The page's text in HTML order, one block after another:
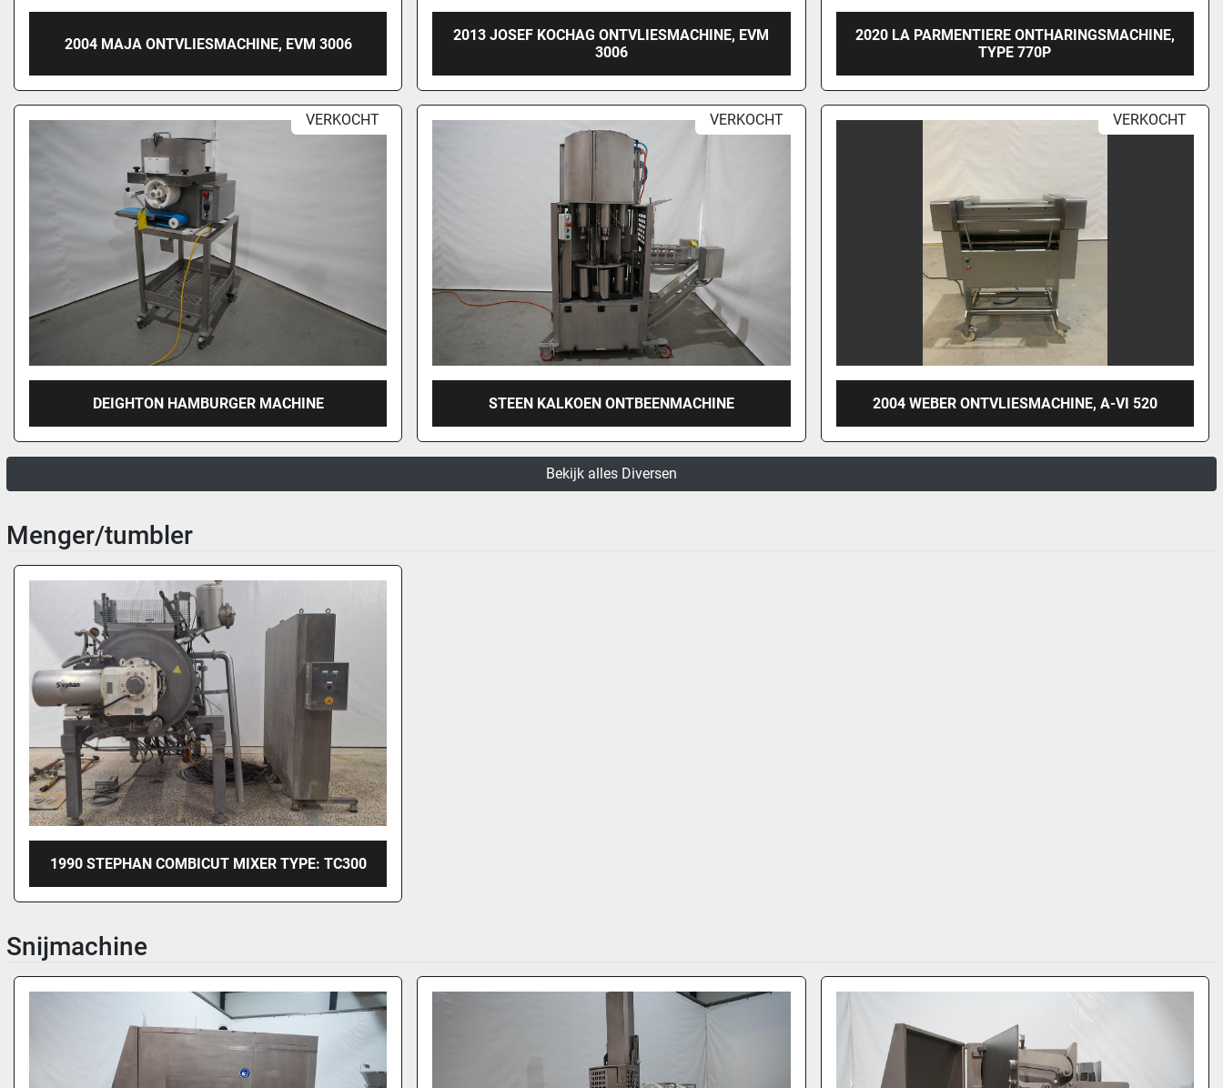
2004 MAJA ONTVLIESMACHINE, EVM 3006
2013 JOSEF KOCHAG ONTVLIESMACHINE, EVM
3006
2020 LA PARMENTIERE ONTHARINGSMACHINE,
TYPE 770P
VERKOCHT
DEIGHTON HAMBURGER MACHINE
VERKOCHT
STEEN KALKOEN ONTBEENMACHINE
VERKOCHT
2004 WEBER ONTVLIESMACHINE, A-VI 520
Bekijk alles Diversen
Menger/tumbler
1990 STEPHAN COMBICUT MIXER TYPE: TC300
Snijmachine